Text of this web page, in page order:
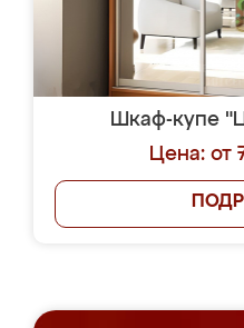
Шкаф-купе
Цена: от